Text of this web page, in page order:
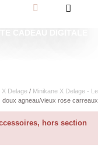
X Delage / Minikane X Delage - Le
doux agneau/vieux rose carreaux
hors section